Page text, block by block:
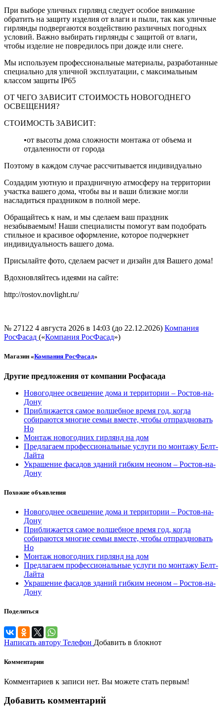
При выборе уличных гирлянд следует особое внимание
обратить на защиту изделия от влаги и пыли, так как уличные
гирлянды подвергаются воздействию различных погодных
условий. Важно выбирать гирлянды с защитой от влаги,
чтобы изделие не повредилось при дожде или снеге.
Мы используем профессиональные материалы, разработанные
специально для уличной эксплуатации, с максимальным
классом защиты IP65
ОТ ЧЕГО ЗАВИСИТ СТОИМОСТЬ НОВОГОДНЕГО
ОСВЕЩЕНИЯ?
СТОИМОСТЬ ЗАВИСИТ:
•от высоты дома сложности монтажа от объема и
отдаленности от города
Поэтому в каждом случае рассчитывается индивидуально
Создадим уютную и праздничную атмосферу на территории
участка вашего дома, чтобы вы и ваши близкие могли
насладиться праздником в полной мере.
Обращайтесь к нам, и мы сделаем ваш праздник
незабываемым! Наши специалисты помогут вам подобрать
стильное и красивое оформление, которое подчеркнет
индивидуальность вашего дома.
Присылайте фото, сделаем расчет и дизайн для Вашего дома!
Вдохновляйтесь идеями на сайте:
http://rostov.novlight.ru/
№ 27122 4 августа 2026 в 14:03 (до 22.12.2026) Компания
РосФасад («Компания РосФасад»)
Магазин «Компания РосФасад»
Другие предложения от компании Росфасада
Новогоднее освещение дома и территории – Ростов-на-
Дону
Приближается самое волшебное время год, когда
собираются многие семьи вместе, чтобы отпраздновать
Но
Монтаж новогодних гирлянд на дом
Предлагаем профессиональные услуги по монтажу Белт-
Лайта
Украшение фасадов зданий гибким неоном – Ростов-на-
Дону
Похожие объявления
Новогоднее освещение дома и территории – Ростов-на-
Дону
Приближается самое волшебное время год, когда
собираются многие семьи вместе, чтобы отпраздновать
Но
Монтаж новогодних гирлянд на дом
Предлагаем профессиональные услуги по монтажу Белт-
Лайта
Украшение фасадов зданий гибким неоном – Ростов-на-
Дону
Поделиться
Написать автору Телефон Добавить в блокнот
Комментарии
Комментариев к записи нет. Вы можете стать первым!
Добавить комментарий